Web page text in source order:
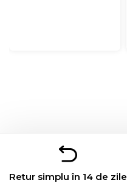
Retur simplu în 14 de zile